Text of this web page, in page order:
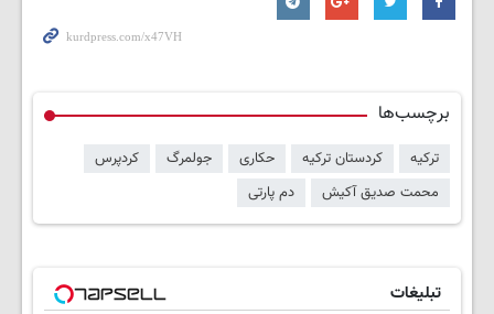
برچسب‌ها
ترکیه کردستان ترکیه حکاری جولمرگ
کردپرس
محمت صدیق آکیش
دم پارتی
تبلیغات